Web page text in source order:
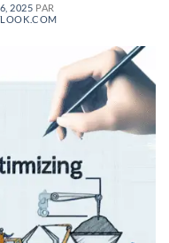
2025 PAR